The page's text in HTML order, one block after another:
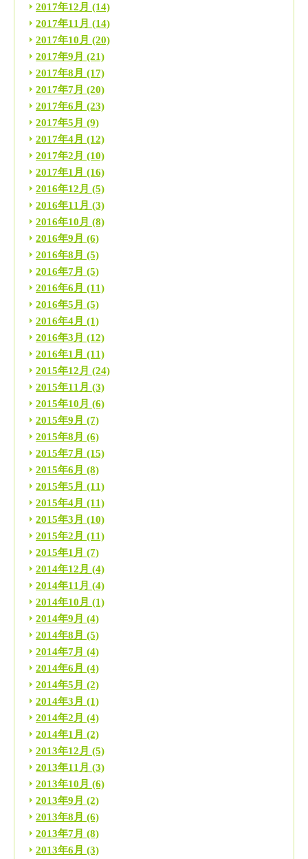
2017年12月 (14)
2017年11月 (14)
2017年10月 (20)
2017年9月 (21)
2017年8月 (17)
2017年7月 (20)
2017年6月 (23)
2017年5月 (9)
2017年4月 (12)
2017年2月 (10)
2017年1月 (16)
2016年12月 (5)
2016年11月 (3)
2016年10月 (8)
2016年9月 (6)
2016年8月 (5)
2016年7月 (5)
2016年6月 (11)
2016年5月 (5)
2016年4月 (1)
2016年3月 (12)
2016年1月 (11)
2015年12月 (24)
2015年11月 (3)
2015年10月 (6)
2015年9月 (7)
2015年8月 (6)
2015年7月 (15)
2015年6月 (8)
2015年5月 (11)
2015年4月 (11)
2015年3月 (10)
2015年2月 (11)
2015年1月 (7)
2014年12月 (4)
2014年11月 (4)
2014年10月 (1)
2014年9月 (4)
2014年8月 (5)
2014年7月 (4)
2014年6月 (4)
2014年5月 (2)
2014年3月 (1)
2014年2月 (4)
2014年1月 (2)
2013年12月 (5)
2013年11月 (3)
2013年10月 (6)
2013年9月 (2)
2013年8月 (6)
2013年7月 (8)
2013年6月 (3)